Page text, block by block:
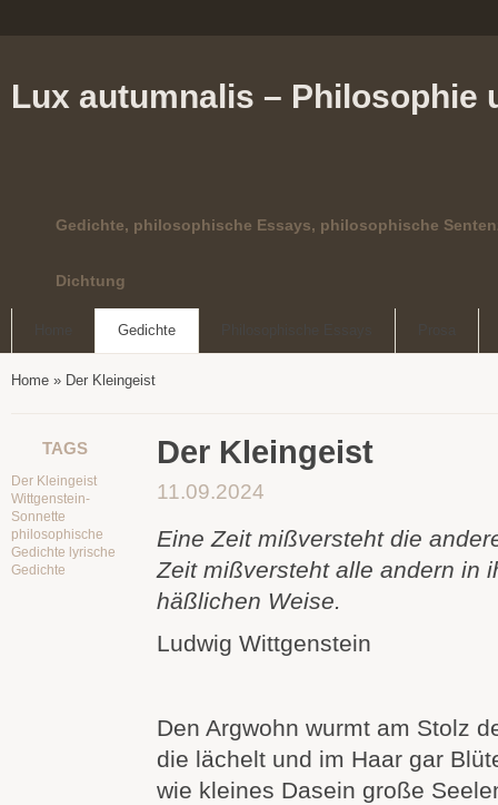
Lux autumnalis – Philosophie
Gedichte, philosophische Essays, philosophische
Dichtung
Gedichte
Home » Der Kleingeist
TAGS
Der Kleingeist
Wittgenstein-
Sonnette
philosophische
Gedichte lyrische
Gedichte
Der Kleingeist
11.09.2024
Eine Zeit mißversteht die
Zeit mißversteht alle andern in
häßlichen Weise.
Ludwig Wittgenstein
Den Argwohn wurmt am Stolz
die lächelt und im Haar gar
wie kleines Dasein große